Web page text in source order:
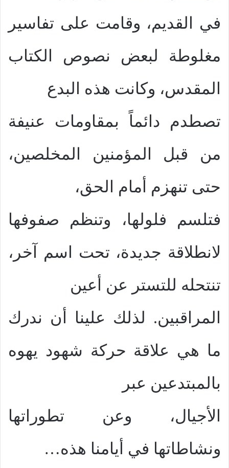
في القديم، وقامت على تفاسير
مغلوطة لبعض نصوص الكتاب
المقدس، وكانت هذه البدع
تصطدم دائماً بمقاومات عنيفة
من قبل المؤمنين المخلصين،
حتى تنهزم أمام الحق،
فتلسم فلولها، وتنظم صفوفها
لانطلاقة جديدة، تحت اسم آخر،
تنتحله للتستر عن أعين
المراقبين. لذلك علينا أن ندرك
ما هي علاقة حركة شهود يهوه
بالمبتدعين عبر
الأجيال، وعن تطوراتها
ونشاطاتها في أيامنا هذه…